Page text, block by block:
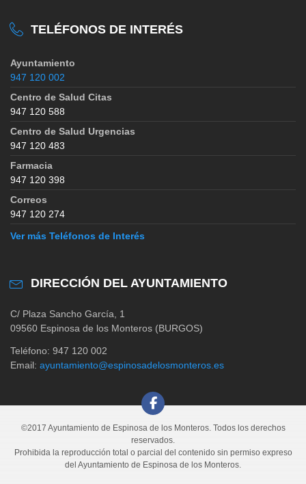
TELÉFONOS DE INTERÉS
Ayuntamiento
947 120 002
Centro de Salud Citas
947 120 588
Centro de Salud Urgencias
947 120 483
Farmacia
947 120 398
Correos
947 120 274
Ver más Teléfonos de Interés
DIRECCIÓN DEL AYUNTAMIENTO
C/ Plaza Sancho García, 1
09560 Espinosa de los Monteros (BURGOS)
Teléfono: 947 120 002
Email: ayuntamiento@espinosadelosmonteros.es
©2017 Ayuntamiento de Espinosa de los Monteros. Todos los derechos
reservados.
Prohibida la reproducción total o parcial del contenido sin permiso expreso
del Ayuntamiento de Espinosa de los Monteros.